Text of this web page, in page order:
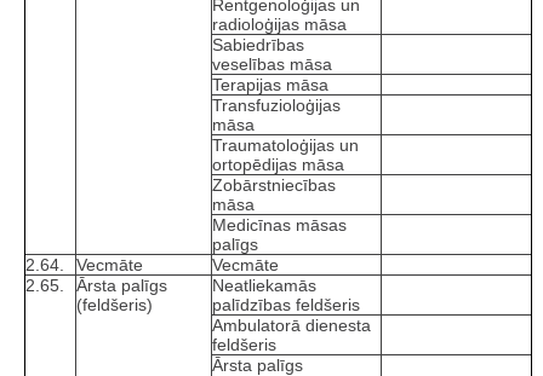
Rentgenoloģijas un
radioloģijas māsa
Sabiedrības
veselības māsa
Terapijas māsa
Transfuzioloģijas
māsa
Traumatoloģijas un
ortopēdijas māsa
Zobārstniecības
māsa
Medicīnas māsas
palīgs
2.64.
Vecmāte
Vecmāte
2.65.
Ārsta palīgs
(feldšeris)
Neatliekamās
palīdzības feldšeris
Ambulatorā dienesta
feldšeris
Ārsta palīgs